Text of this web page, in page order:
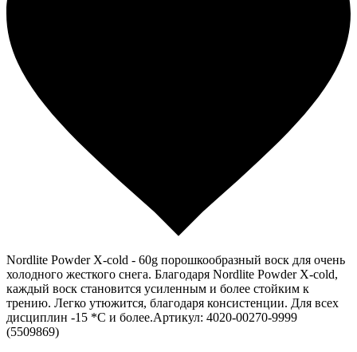
Nordlite Powder X-cold - 60g порошкообразный воск для очень
холодного жесткого снега. Благодаря Nordlite Powder X-cold,
каждый воск становится усиленным и более стойким к
трению. Легко утюжится, благодаря консистенции. Для всех
дисциплин -15 *С и более.Артикул: 4020-00270-9999
(5509869)